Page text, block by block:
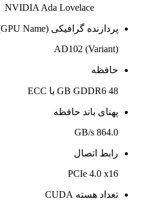
NVIDIA Ada Lovelace
پردازنده گرافیکی (GPU Name)
AD102 (Variant)
حافظه
48 GB GDDR6 با ECC
پهنای باند حافظه
864.0 GB/s
رابط اتصال
PCIe 4.0 x16
تعداد هسته CUDA